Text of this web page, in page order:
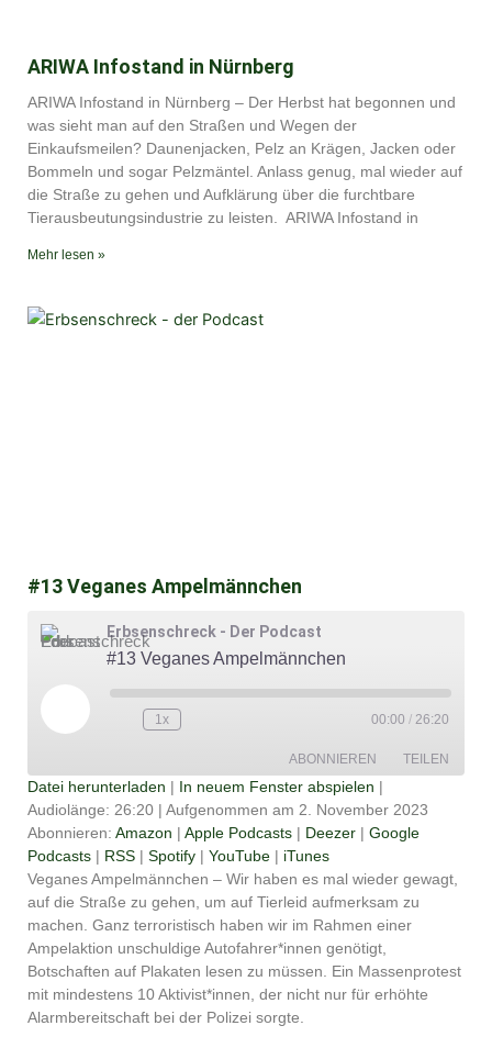
ARIWA Infostand in Nürnberg
ARIWA Infostand in Nürnberg – Der Herbst hat begonnen und
was sieht man auf den Straßen und Wegen der
Einkaufsmeilen? Daunenjacken, Pelz an Krägen, Jacken oder
Bommeln und sogar Pelzmäntel. Anlass genug, mal wieder auf
die Straße zu gehen und Aufklärung über die furchtbare
Tierausbeutungsindustrie zu leisten. ARIWA Infostand in
Mehr lesen »
#13 Veganes Ampelmännchen
Erbsenschreck - Der Podcast
#13 Veganes Ampelmännchen
1x 00:00 / 26:20
ABONNIEREN TEILEN
Amazon
Deezer Google Podcasts
RSS Spotify
YouTube iTunes
RSS FEED
TEILEN
LINK
EMBED
Datei herunterladen | In neuem Fenster abspielen |
Audiolänge: 26:20 | Aufgenommen am 2. November 2023
Abonnieren: Amazon | Apple Podcasts | Deezer | Google
Podcasts | RSS | Spotify | YouTube | iTunes
Veganes Ampelmännchen – Wir haben es mal wieder gewagt,
auf die Straße zu gehen, um auf Tierleid aufmerksam zu
machen. Ganz terroristisch haben wir im Rahmen einer
Ampelaktion unschuldige Autofahrer*innen genötigt,
Botschaften auf Plakaten lesen zu müssen. Ein Massenprotest
mit mindestens 10 Aktivist*innen, der nicht nur für erhöhte
Alarmbereitschaft bei der Polizei sorgte.